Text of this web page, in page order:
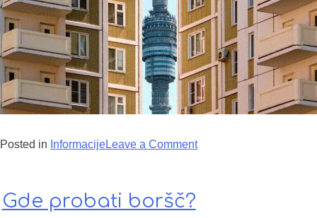
Posted in InformacijeLeave a Commenton Ostankinski
Gde probati boršč?